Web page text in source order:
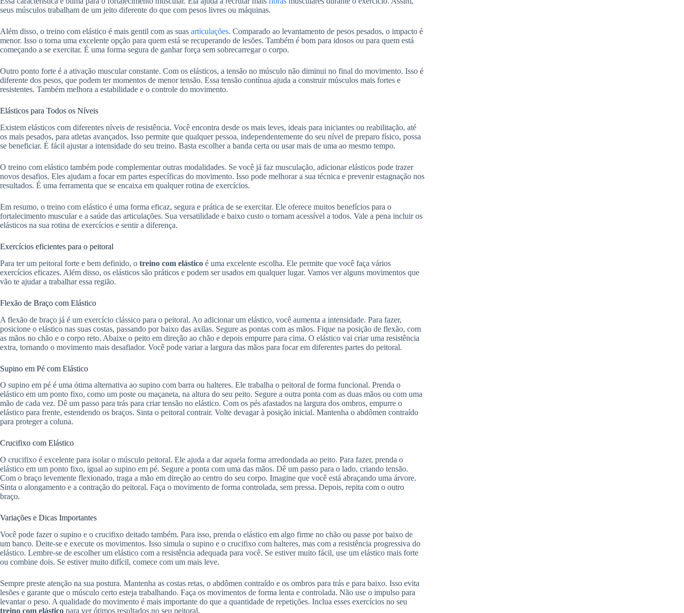
seus músculos trabalham de um jeito diferente do que com pesos livres ou máquinas.
Além disso, o treino com elástico é mais gentil com as suas articulações. Comparado ao levantamento de pesos pesados, o impacto é
menor. Isso o torna uma excelente opção para quem está se recuperando de lesões. Também é bom para idosos ou para quem está
começando a se exercitar. É uma forma segura de ganhar força sem sobrecarregar o corpo.
Outro ponto forte é a ativação muscular constante. Com os elásticos, a tensão no músculo não diminui no final do movimento. Isso é
diferente dos pesos, que podem ter momentos de menor tensão. Essa tensão contínua ajuda a construir músculos mais fortes e
resistentes. Também melhora a estabilidade e o controle do movimento.
Elásticos para Todos os Níveis
Existem elásticos com diferentes níveis de resistência. Você encontra desde os mais leves, ideais para iniciantes ou reabilitação, até
os mais pesados, para atletas avançados. Isso permite que qualquer pessoa, independentemente do seu nível de preparo físico, possa
se beneficiar. É fácil ajustar a intensidade do seu treino. Basta escolher a banda certa ou usar mais de uma ao mesmo tempo.
O treino com elástico também pode complementar outras modalidades. Se você já faz musculação, adicionar elásticos pode trazer
novos desafios. Eles ajudam a focar em partes específicas do movimento. Isso pode melhorar a sua técnica e prevenir estagnação nos
resultados. É uma ferramenta que se encaixa em qualquer rotina de exercícios.
Em resumo, o treino com elástico é uma forma eficaz, segura e prática de se exercitar. Ele oferece muitos benefícios para o
fortalecimento muscular e a saúde das articulações. Sua versatilidade e baixo custo o tornam acessível a todos. Vale a pena incluir os
elásticos na sua rotina de exercícios e sentir a diferença.
Exercícios eficientes para o peitoral
Para ter um peitoral forte e bem definido, o treino com elástico é uma excelente escolha. Ele permite que você faça vários
exercícios eficazes. Além disso, os elásticos são práticos e podem ser usados em qualquer lugar. Vamos ver alguns movimentos que
vão te ajudar a trabalhar essa região.
Flexão de Braço com Elástico
A flexão de braço já é um exercício clássico para o peitoral. Ao adicionar um elástico, você aumenta a intensidade. Para fazer,
posicione o elástico nas suas costas, passando por baixo das axilas. Segure as pontas com as mãos. Fique na posição de flexão, com
as mãos no chão e o corpo reto. Abaixe o peito em direção ao chão e depois empurre para cima. O elástico vai criar uma resistência
extra, tornando o movimento mais desafiador. Você pode variar a largura das mãos para focar em diferentes partes do peitoral.
Supino em Pé com Elástico
O supino em pé é uma ótima alternativa ao supino com barra ou halteres. Ele trabalha o peitoral de forma funcional. Prenda o
elástico em um ponto fixo, como um poste ou maçaneta, na altura do seu peito. Segure a outra ponta com as duas mãos ou com uma
mão de cada vez. Dê um passo para trás para criar tensão no elástico. Com os pés afastados na largura dos ombros, empurre o
elástico para frente, estendendo os braços. Sinta o peitoral contrair. Volte devagar à posição inicial. Mantenha o abdômen contraído
para proteger a coluna.
Crucifixo com Elástico
O crucifixo é excelente para isolar o músculo peitoral. Ele ajuda a dar aquela forma arredondada ao peito. Para fazer, prenda o
elástico em um ponto fixo, igual ao supino em pé. Segure a ponta com uma das mãos. Dê um passo para o lado, criando tensão.
Com o braço levemente flexionado, traga a mão em direção ao centro do seu corpo. Imagine que você está abraçando uma árvore.
Sinta o alongamento e a contração do peitoral. Faça o movimento de forma controlada, sem pressa. Depois, repita com o outro
braço.
Variações e Dicas Importantes
Você pode fazer o supino e o crucifixo deitado também. Para isso, prenda o elástico em algo firme no chão ou passe por baixo de
um banco. Deite-se e execute os movimentos. Isso simula o supino e o crucifixo com halteres, mas com a resistência progressiva do
elástico. Lembre-se de escolher um elástico com a resistência adequada para você. Se estiver muito fácil, use um elástico mais forte
ou combine dois. Se estiver muito difícil, comece com um mais leve.
Sempre preste atenção na sua postura. Mantenha as costas retas, o abdômen contraído e os ombros para trás e para baixo. Isso evita
lesões e garante que o músculo certo esteja trabalhando. Faça os movimentos de forma lenta e controlada. Não use o impulso para
levantar o peso. A qualidade do movimento é mais importante do que a quantidade de repetições. Inclua esses exercícios no seu
treino com elástico para ver ótimos resultados no seu peitoral.